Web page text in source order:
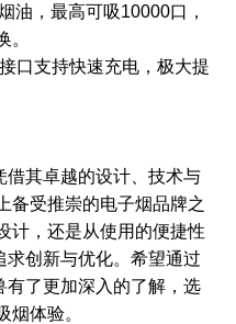
油，最高可吸10000口，
。
接口支持快速充电，极大提
其卓越的设计、技术与
备受推崇的电子烟品牌之
计，还是从使用的便捷性
求创新与优化。希望通过
了更加深入的了解，选
烟体验。